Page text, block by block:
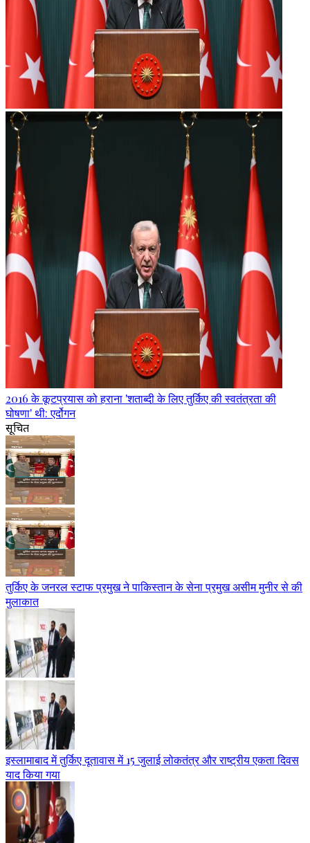
2016 के कूटप्रयास को हराना 'शताब्दी के लिए तुर्किए की स्वतंत्रता की
घोषणा' थी: एर्दोगन
सूचित
तुर्किए के जनरल स्टाफ प्रमुख ने पाकिस्तान के सेना प्रमुख असीम मुनीर से की
मुलाकात
इस्लामाबाद में तुर्किए दूतावास में 15 जुलाई लोकतंत्र और राष्ट्रीय एकता दिवस
याद किया गया